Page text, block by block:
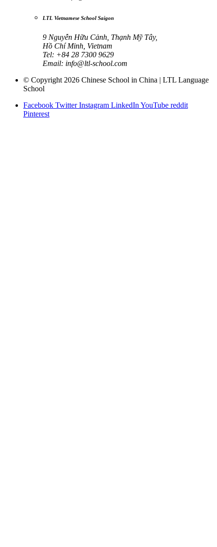
LTL Vietnamese School Saigon
9 Nguyễn Hữu Cảnh, Thạnh Mỹ Tây,
Hồ Chí Minh, Vietnam
Tel: +84 28 7300 9629
Email: info@ltl-school.com
© Copyright 2026 Chinese School in China | LTL Language
School
Facebook TwitterInstagram LinkedIn YouTube reddit
Pinterest